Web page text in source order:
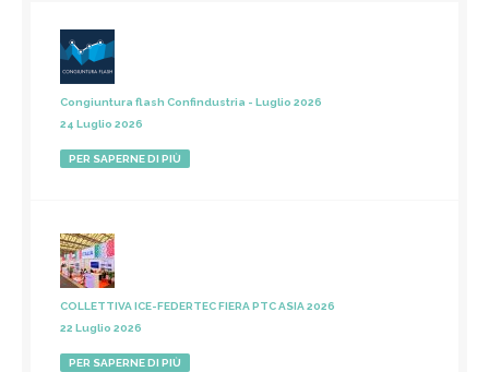
Congiuntura flash Confindustria - Luglio 2026
24 Luglio 2026
PER SAPERNE DI PIÙ
COLLETTIVA ICE-FEDERTEC FIERA PTC ASIA 2026
22 Luglio 2026
PER SAPERNE DI PIÙ